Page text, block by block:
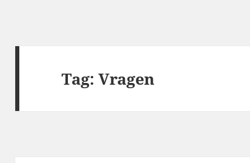
Tag:Vragen